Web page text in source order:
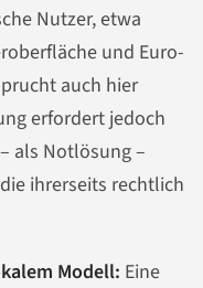
Nutzer, etwa
und Euro-
auch hier
erfordert jedoch
als Notlösung –
ihrerseits rechtlich
Modell: Eine